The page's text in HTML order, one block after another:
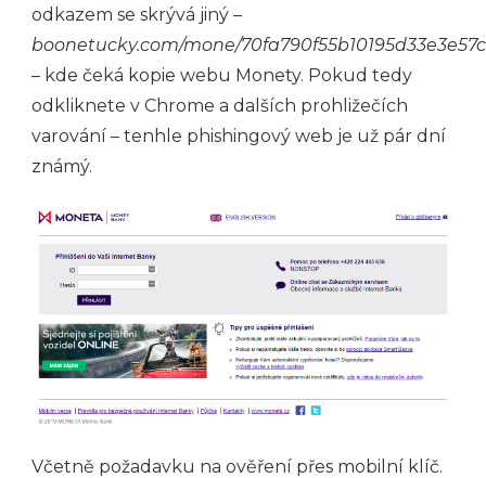
odkazem se skrývá jiný –
boonetucky.com/mone/
– kde čeká kopie webu Monety. Pokud tedy
odkliknete v Chrome a dalších prohližečích
varování – tenhle phishingový web je už pár dní
známý.
Včetně požadavku na ověření přes mobilní klíč.